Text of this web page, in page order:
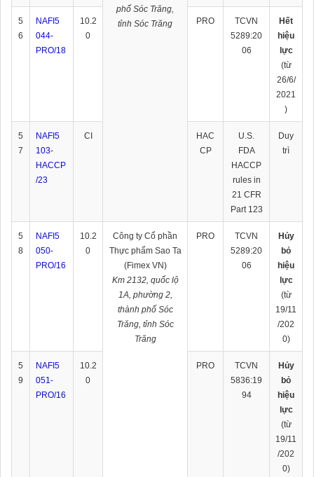
phố Sóc Trăng,
tỉnh Sóc Trăng
5
6
NAFI5
044-
PRO/18
10.2
0
PRO
TCVN
5289:20
06
Hết
hiệu
lực
(từ
26/6/
2021
)
5
7
NAFI5
103-
HACCP
/23
CI
HAC
CP
U.S.
FDA
HACCP
rules in
21 CFR
Part 123
Duy
trì
5
8
NAFI5
050-
PRO/16
10.2
0
Công ty Cổ phần
Thực phẩm Sao Ta
(Fimex VN)
Km 2132, quốc lộ
1A, phường 2,
thành phố Sóc
Trăng, tỉnh Sóc
Trăng
PRO
TCVN
5289:20
06
Hủy
bỏ
hiệu
lực
(từ
19/11
/202
0)
5
9
NAFI5
051-
PRO/16
10.2
0
PRO
TCVN
5836:19
94
Hủy
bỏ
hiệu
lực
(từ
19/11
/202
0)